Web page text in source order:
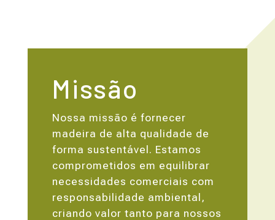
Missão
Nossa missão é fornecer
madeira de alta qualidade de
forma sustentável. Estamos
comprometidos em equilibrar
necessidades comerciais com
responsabilidade ambiental,
criando valor tanto para nossos